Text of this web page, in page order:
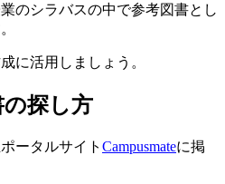
のシラバスの中で参考図書とし
に活用しましょう。
探し方
ータルサイト Campusmateに掲